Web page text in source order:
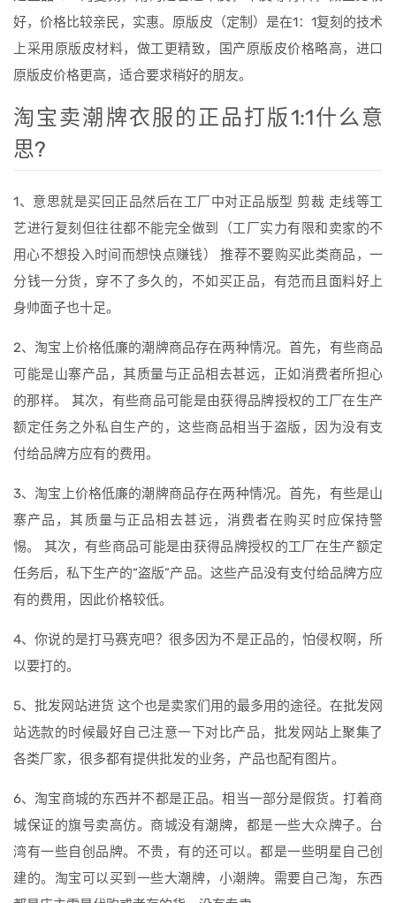
好，价格比较亲民，实惠。原版皮（定制）是在1：1复刻的技术
上采用原版皮材料，做工更精致，国产原版皮价格略高，进口
原版皮价格更高，适合要求稍好的朋友。
淘宝卖潮牌衣服的正品打版1:1什么意
思?
1、意思就是买回正品然后在工厂中对正品版型 剪裁 走线等工
艺进行复刻但往往都不能完全做到（工厂实力有限和卖家的不
用心不想投入时间而想快点赚钱） 推荐不要购买此类商品，一
分钱一分货，穿不了多久的，不如买正品，有范而且面料好上
身帅面子也十足。
2、淘宝上价格低廉的潮牌商品存在两种情况。首先，有些商品
可能是山寨产品，其质量与正品相去甚远，正如消费者所担心
的那样。 其次，有些商品可能是由获得品牌授权的工厂在生产
额定任务之外私自生产的，这些商品相当于盗版，因为没有支
付给品牌方应有的费用。
3、淘宝上价格低廉的潮牌商品存在两种情况。首先，有些是山
寨产品，其质量与正品相去甚远，消费者在购买时应保持警
惕。 其次，有些商品可能是由获得品牌授权的工厂在生产额定
任务后，私下生产的“盗版”产品。这些产品没有支付给品牌方应
有的费用，因此价格较低。
4、你说的是打马赛克吧？很多因为不是正品的，怕侵权啊，所
以要打的。
5、批发网站进货 这个也是卖家们用的最多用的途径。在批发网
站选款的时候最好自己注意一下对比产品，批发网站上聚集了
各类厂家，很多都有提供批发的业务，产品也配有图片。
6、淘宝商城的东西并不都是正品。相当一部分是假货。打着商
城保证的旗号卖高仿。商城没有潮牌，都是一些大众牌子。台
湾有一些自创品牌。不贵，有的还可以。都是一些明星自己创
建的。淘宝可以买到一些大潮牌，小潮牌。需要自己淘，东西